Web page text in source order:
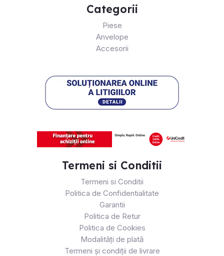
Categorii
Piese
Anvelope
Accesorii
Termeni si Conditii
Termeni si Conditii
Politica de Confidentialitate
Garantii
Politica de Retur
Politica de Cookies
Modalități de plată
Termeni și condiții de livrare